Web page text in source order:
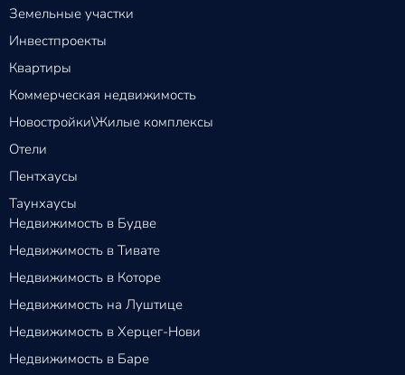
Земельные участки
Инвестпроекты
Квартиры
Коммерческая недвижимость
Новостройки\Жилые комплексы
Отели
Пентхаусы
Таунхаусы
Недвижимость в Будве
Недвижимость в Тивате
Недвижимость в Которе
Недвижимость на Луштице
Недвижимость в Херцег-Нови
Недвижимость в Баре